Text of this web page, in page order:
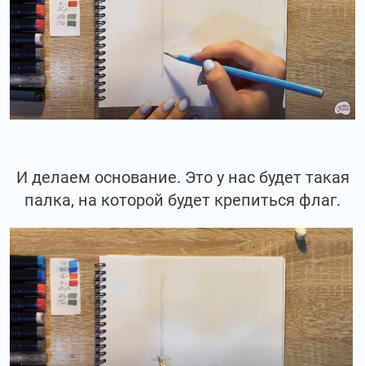
И делаем основание. Это у нас будет такая
палка, на которой будет крепиться флаг.